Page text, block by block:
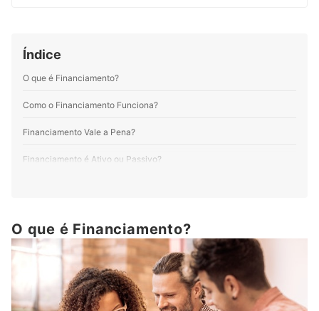
Índice
O que é Financiamento?
Como o Financiamento Funciona?
Financiamento Vale a Pena?
Financiamento é Ativo ou Passivo?
Financiamento de Veículo
Financiamento Estudantil
FINAME
O que é Financiamento?